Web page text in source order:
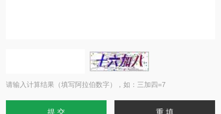
请输入计算结果（填写阿拉伯数字），如：三加四=7